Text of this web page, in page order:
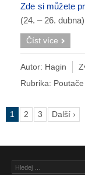
Zde si můžete
(24. – 26.
Číst více
Autor: Hagin
Rubrika:
1 2 3 Další ›